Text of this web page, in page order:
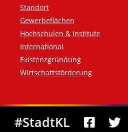
Standort
Gewerbeflächen
Hochschulen & Institute
International
Existenzgründung
Wirtschaftsförderung
Social Media
#StadtKL